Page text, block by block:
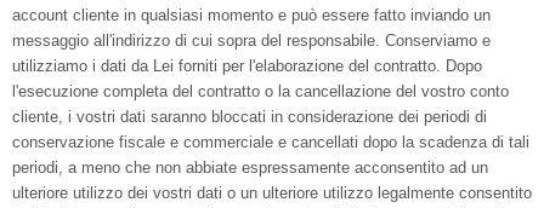
account cliente in qualsiasi momento e può essere fatto inviando un
messaggio all'indirizzo di cui sopra del responsabile. Conserviamo e
utilizziamo i dati da Lei forniti per l'elaborazione del contratto. Dopo
l'esecuzione completa del contratto o la cancellazione del vostro conto
cliente, i vostri dati saranno bloccati in considerazione dei periodi di
conservazione fiscale e commerciale e cancellati dopo la scadenza di tali
periodi, a meno che non abbiate espressamente acconsentito ad un
ulteriore utilizzo dei vostri dati o un ulteriore utilizzo legalmente consentito